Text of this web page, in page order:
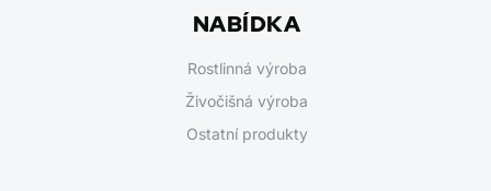
NABÍDKA
Rostlinná výroba
Živočišná výroba
Ostatní produkty